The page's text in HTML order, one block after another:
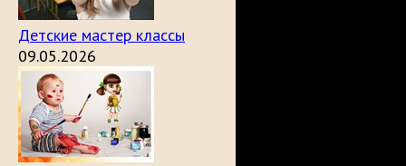
Детские мастер классы
09.05.2026